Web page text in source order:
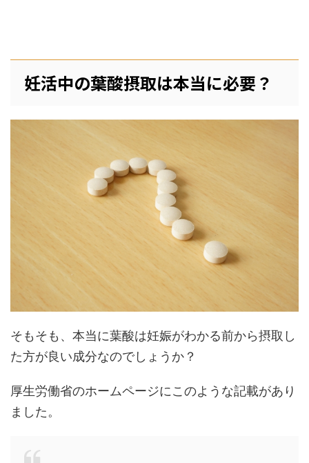
妊活中の葉酸摂取は本当に必要？
そもそも、本当に葉酸は妊娠がわかる前から摂取し
た方が良い成分なのでしょうか？
厚生労働省のホームページにこのような記載があり
ました。